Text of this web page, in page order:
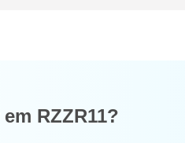
em RZZR11?